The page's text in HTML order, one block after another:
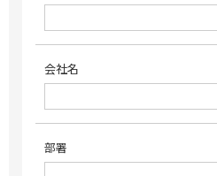
会社名
部署